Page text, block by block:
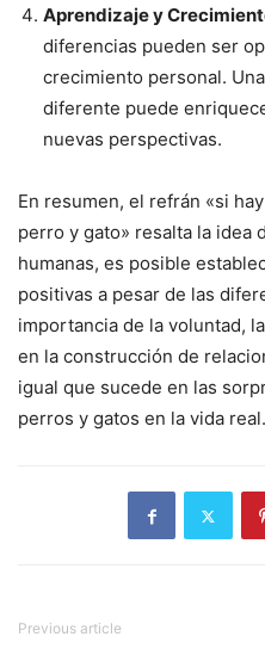
Aprendizaje y
diferencias pueden ser
crecimiento personal.
diferente puede
nuevas perspectivas.
En resumen, el refrán «si
perro y gato» resalta la idea
humanas, es posible
positivas a pesar de las
importancia de la voluntad,
en la construcción de
igual que sucede en las
perros y gatos en la vida real.
Previous article